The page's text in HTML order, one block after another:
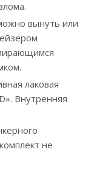
вынуть или
лаковая
Внутренняя
не